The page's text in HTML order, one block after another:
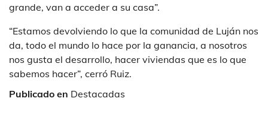
grande, van a acceder a su casa”.
“Estamos devolviendo lo que la comunidad de Luján nos
da, todo el mundo lo hace por la ganancia, a nosotros
nos gusta el desarrollo, hacer viviendas que es lo que
sabemos hacer”, cerró Ruiz.
Publicado en Destacadas